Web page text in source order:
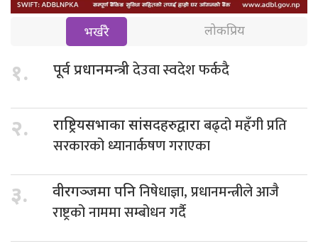
भर्खरै लोकप्रिय
१. पूर्व प्रधानमन्त्रीदेउवा स्वदेश फर्कदै
२. राष्ट्रियसभाका सांसदहरुद्वाराबढ्दो महँगी प्रति
सरकारको ध्यानार्कषण गराएका
३. वीरगञ्जमा पनिनिषेधाज्ञा, प्रधानमन्त्रीले आजै
राष्ट्रको नाममा सम्बोधन गर्दै